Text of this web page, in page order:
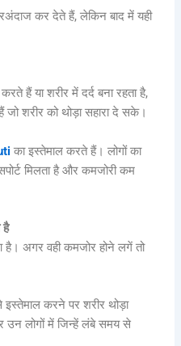
कर देते हैं, लेकिन बाद में यही
हैं या शरीर में दर्द बना रहता है,
शरीर को थोड़ा सहारा दे सके।
का इस्तेमाल करते हैं। लोगों का
मिलता है और कमजोरी कम
है
है। अगर वही कमजोर होने लगें तो
करने पर शरीर थोड़ा
लोगों में जिन्हें लंबे समय से